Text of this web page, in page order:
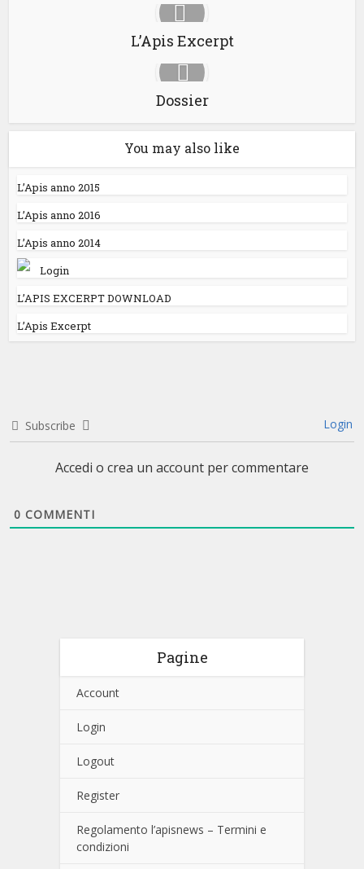
L’Apis Excerpt
Dossier
You may also like
L’Apis anno 2015
L’Apis anno 2016
L’Apis anno 2014
Login
L’APIS EXCERPT DOWNLOAD
L’Apis Excerpt
Subscribe Login
Accedi o crea un account per commentare
0 COMMENTI
Pagine
Account
Login
Logout
Register
Regolamento l’apisnews – Termini e
condizioni